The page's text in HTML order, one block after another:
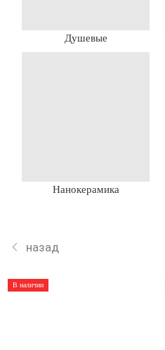
Душевые
Нанокерамика
назад
В наличии